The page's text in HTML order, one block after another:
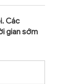
Các
gian sớm